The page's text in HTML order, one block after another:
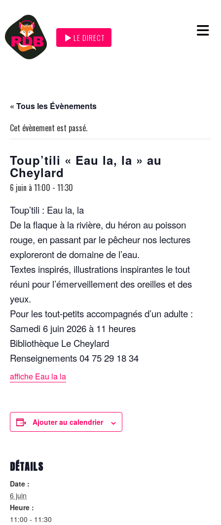
LE DIRECT
« Tous les Évènements
Cet évènement est passé.
Toup’tili « Eau la, la » au
Cheylard
6 juin à 11:00 - 11:30
Toup’tili : Eau la, la
De la flaque à la rivière, du héron au poisson
rouge, en passant par le pêcheur nos lectures
exploreront de domaine de l’eau.
Textes inspirés, illustrations inspirantes le tout
réuni pour l’émerveillement des oreilles et des
yeux.
Pour les tout-petits accompagnés d’un adulte :
Samedi 6 juin 2026 à 11 heures
Bibliothèque Le Cheylard
Renseignements 04 75 29 18 34
affiche Eau la la
Ajouter au calendrier
DÉTAILS
Date :
6 juin
Heure :
11:00 - 11:30